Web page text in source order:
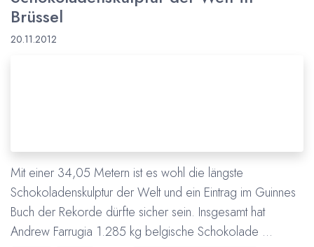
Brüssel
20.11.2012
Mit einer 34,05 Metern ist es wohl die längste
Schokoladenskulptur der Welt und ein Eintrag im Guinnes
Buch der Rekorde dürfte sicher sein. Insgesamt hat
Andrew Farrugia 1.285 kg belgische Schokolade ...